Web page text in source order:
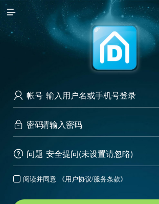
访问电脑版

 帐号
 密码
 问题 安全提问(未设置请忽略)
 阅读并同意 《用户协议/服务条款》